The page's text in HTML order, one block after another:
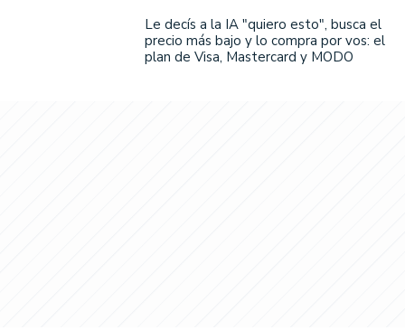
Le decís a la IA "quiero esto", busca el
precio más bajo y lo compra por vos: el
plan de Visa, Mastercard y MODO